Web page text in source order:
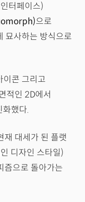
터페이스)
으로
묘사하는 방식으로
이콘 그리고
적인 2D에서
했다.
재 대세가 된 플랫
디자인 스타일)
즘으로 돌아가는